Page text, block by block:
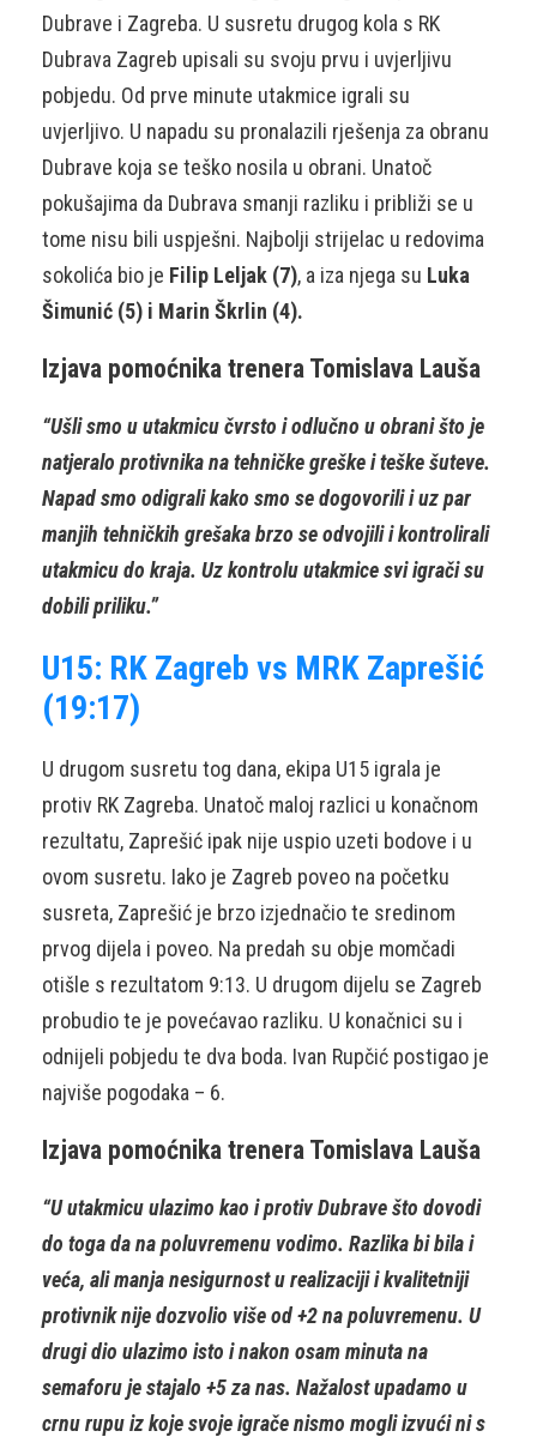
Dubrave i Zagreba. U susretu drugog kola s RK
Dubrava Zagreb upisali su svoju prvu i uvjerljivu
pobjedu. Od prve minute utakmice igrali su
uvjerljivo. U napadu su pronalazili rješenja za obranu
Dubrave koja se teško nosila u obrani. Unatoč
pokušajima da Dubrava smanji razliku i približi se u
tome nisu bili uspješni. Najbolji strijelac u redovima
sokolića bio je Filip Leljak (7), a iza njega su Luka
Šimunić (5) i Marin Škrlin (4).
Izjava pomoćnika trenera Tomislava Lauša
“Ušli smo u utakmicu čvrsto i odlučno u obrani što je
natjeralo protivnika na tehničke greške i teške šuteve.
Napad smo odigrali kako smo se dogovorili i uz par
manjih tehničkih grešaka brzo se odvojili i kontrolirali
utakmicu do kraja. Uz kontrolu utakmice svi igrači su
dobili priliku.”
U15: RK Zagreb vs MRK Zaprešić
(19:17)
U drugom susretu tog dana, ekipa U15 igrala je
protiv RK Zagreba. Unatoč maloj razlici u konačnom
rezultatu, Zaprešić ipak nije uspio uzeti bodove i u
ovom susretu. Iako je Zagreb poveo na početku
susreta, Zaprešić je brzo izjednačio te sredinom
prvog dijela i poveo. Na predah su obje momčadi
otišle s rezultatom 9:13. U drugom dijelu se Zagreb
probudio te je povećavao razliku. U konačnici su i
odnijeli pobjedu te dva boda. Ivan Rupčić postigao je
najviše pogodaka – 6.
Izjava pomoćnika trenera Tomislava Lauša
“U utakmicu ulazimo kao i protiv Dubrave što dovodi
do toga da na poluvremenu vodimo. Razlika bi bila i
veća, ali manja nesigurnost u realizaciji i kvalitetniji
protivnik nije dozvolio više od +2 na poluvremenu. U
drugi dio ulazimo isto i nakon osam minuta na
semaforu je stajalo +5 za nas. Nažalost upadamo u
crnu rupu iz koje svoje igrače nismo mogli izvući ni s